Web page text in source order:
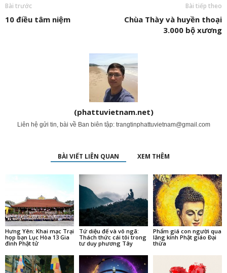
Bài trước
10 điều tâm niệm
Bài tiếp theo
Chùa Thày và huyền thoại
3.000 bộ xương
(phattuvietnam.net)
Liên hệ gửi tin, bài về Ban biên tập: trangtinphattuvietnam@gmail.com
BÀI VIẾT LIÊN QUAN XEM THÊM
Hưng Yên: Khai mạc Trại
họp bạn Lục Hòa 13 Gia
đình Phật tử
Tứ diệu đế và vô ngã:
Thách thức cái tôi trong
tư duy phương Tây
Phẩm giá con người qua
lăng kính Phật giáo Đại
thừa